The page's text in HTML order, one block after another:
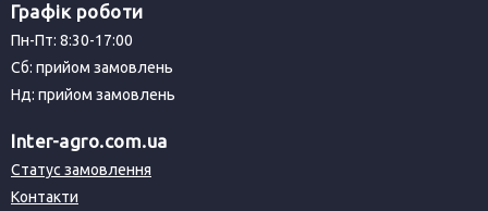
Графік роботи
Пн-Пт: 8:30-17:00
Сб: прийом замовлень
Нд: прийом замовлень
Inter-agro.com.ua
Статус замовлення
Контакти